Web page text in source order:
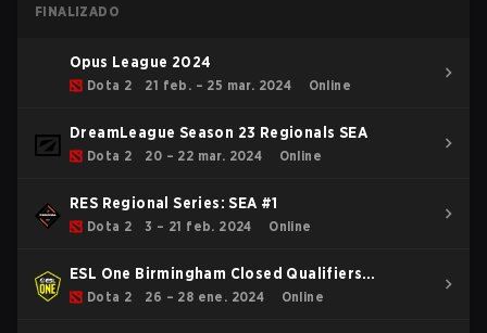
FINALIZADO
Opus League 2024
Dota 2 21 feb. – 25 mar. 2024 Online
DreamLeague Season 23 Regionals SEA
Dota 2 20 – 22 mar. 2024 Online
RES Regional Series: SEA #1
Dota 2 3 – 21 feb. 2024 Online
ESL One Birmingham Closed Qualifiers
Southeast Asia
Dota 2 26 – 28 ene. 2024 Online